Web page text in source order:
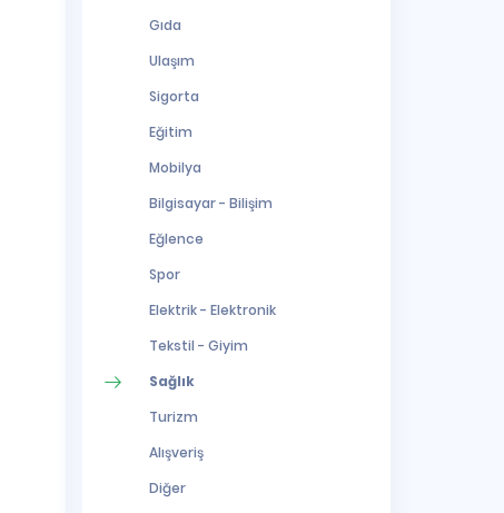
Gıda
Ulaşım
Sigorta
Eğitim
Mobilya
Bilgisayar - Bilişim
Eğlence
Spor
Elektrik - Elektronik
Tekstil - Giyim
Sağlık
Turizm
Alışveriş
Diğer